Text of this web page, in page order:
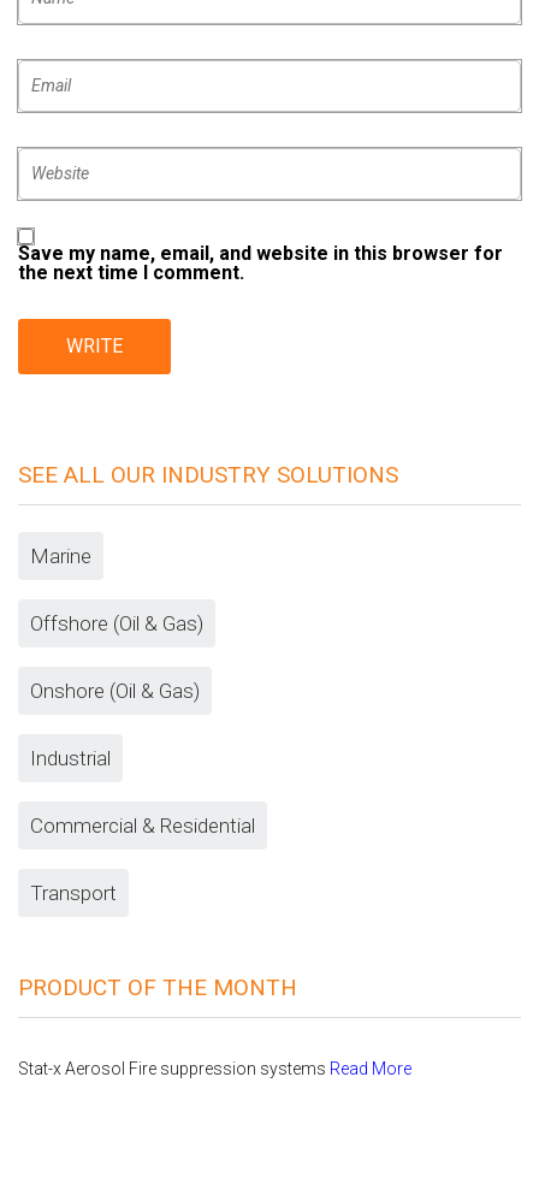
Save my name, email, and website in this browser for
the next time I comment.
SEE ALL OUR INDUSTRY SOLUTIONS
Marine
Offshore (Oil & Gas)
Onshore (Oil & Gas)
Industrial
Commercial & Residential
Transport
PRODUCT OF THE MONTH
Stat-x Aerosol Fire suppression systems Read More